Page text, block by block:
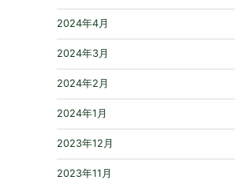
2024年4月
2024年3月
2024年2月
2024年1月
2023年12月
2023年11月